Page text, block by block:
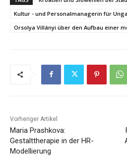
Kultur - und Personalmanagerin für
Orsolya Villányi über den Aufbau einer
Vorheriger Artikel
Maria Prashkova:
Gestalttherapie in der HR-
Modellierung